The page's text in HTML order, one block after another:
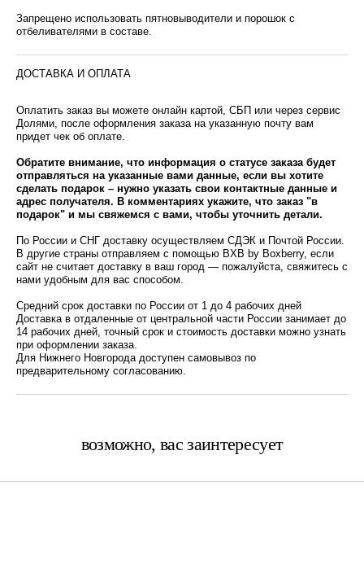
Запрещено использовать пятновыводители и порошок с
отбеливателями в составе.
ДОСТАВКА И ОПЛАТА
Оплатить заказ вы можете онлайн картой, СБП или через сервис
Долями, после оформления заказа на указанную почту вам
придет чек об оплате.
Обратите внимание, что информация о статусе заказа будет
отправляться на указанные вами данные, если вы хотите
сделать подарок – нужно указать свои контактные данные и
адрес получателя. В комментариях укажите, что заказ "в
подарок" и мы свяжемся с вами, чтобы уточнить детали.
По России и СНГ доставку осуществляем СДЭК и Почтой России.
В другие страны отправляем с помощью BXB by Boxberry, если
сайт не считает доставку в ваш город — пожалуйста, свяжитесь с
нами удобным для вас способом.
Средний срок доставки по России от 1 до 4 рабочих дней
Доставка в отдаленные от центральной части России занимает до
14 рабочих дней, точный срок и стоимость доставки можно узнать
при оформлении заказа.
Для Нижнего Новгорода доступен самовывоз по
предварительному согласованию.
возможно, вас заинтересует